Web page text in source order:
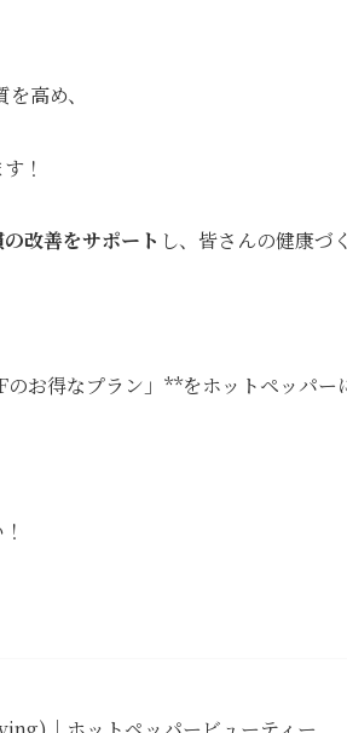
高め、
！
改善をサポート し、皆さんの健康づ
お得なプラン」**をホットペッパー